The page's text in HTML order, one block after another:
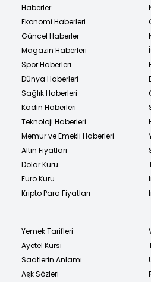
Haberler
Ekonomi Haberleri
Güncel Haberler
Magazin Haberleri
Spor Haberleri
Dünya Haberleri
Sağlık Haberleri
Kadın Haberleri
Teknoloji Haberleri
Memur ve Emekli Haberleri
Altın Fiyatları
Dolar Kuru
Euro Kuru
Kripto Para Fiyatları
Yemek Tarifleri
Ayetel Kürsi
Saatlerin Anlamı
Aşk Sözleri